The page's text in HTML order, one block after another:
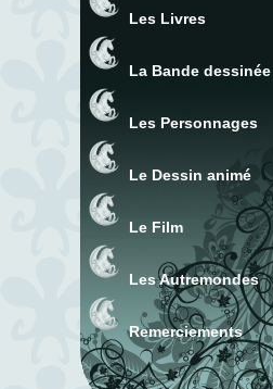
Les Livres
La Bande dessinée
Les Personnages
Le Dessin animé
Le Film
Les Autremondes
Remerciements